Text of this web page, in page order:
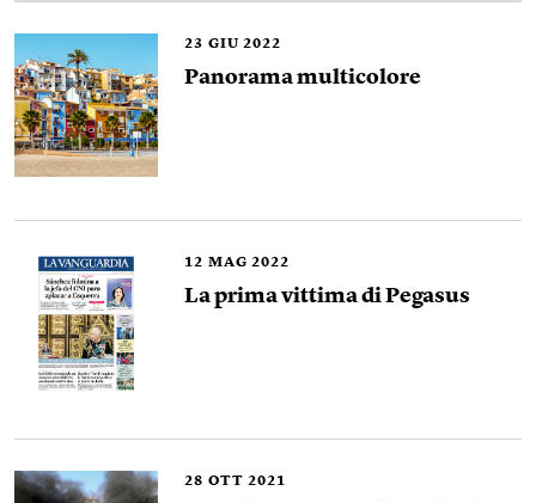
23 GIU 2022
Panorama multicolore
12 MAG 2022
La prima vittima di Pegasus
28 OTT 2021